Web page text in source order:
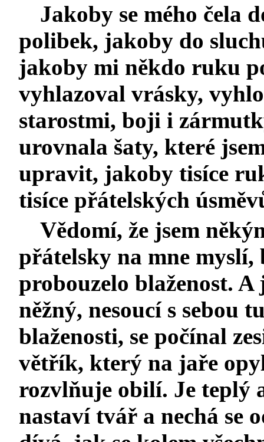
Jakoby se mého čela
polibek, jakoby do
jakoby mi někdo ruku
vyhlazoval vrásky,
starostmi, boji i
urovnala šaty, které
upravit, jakoby tisíce
tisíce přátelských
Vědomí, že jsem
přátelsky na mne myslí,
probouzelo blaženost.
něžný, nesoucí s sebou
blaženosti, se počínal
větřík, který na jaře
rozvlňuje obilí. Je teplý
nastaví tvář a nechá se